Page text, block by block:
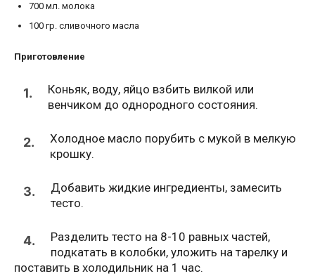
700 мл. молока
100 гр. сливочного масла
Приготовление
1.
Коньяк, воду, яйцо взбить вилкой или
венчиком до однородного состояния.
2.
Холодное масло порубить с мукой в мелкую
крошку.
3.
Добавить жидкие ингредиенты, замесить
тесто.
4.
Разделить тесто на 8-10 равных частей,
подкатать в колобки, уложить на тарелку и
поставить в холодильник на 1 час.